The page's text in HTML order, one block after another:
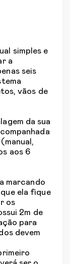
simples e
a
seis
vãos de
da sua
aos 6
marcando
ela fique
os
2m de
para
devem